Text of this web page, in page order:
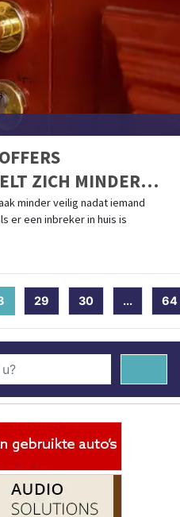
ZICH MINDER
minder veilig nadat iemand
er een inbreker in huis is
(current)
29 30 ... 64